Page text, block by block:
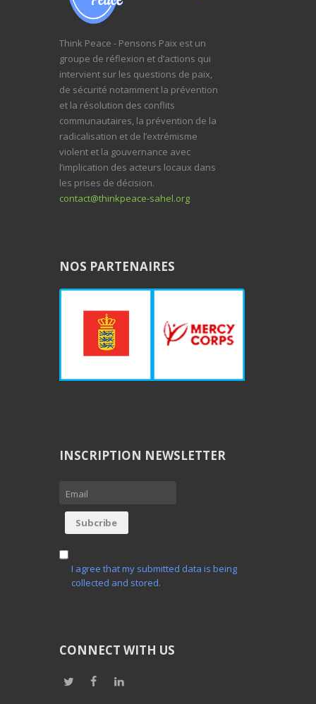
Think Peace - Pensons Paix est un
groupe de réflexion et d’actions qui
intervient sur les questions de paix,
de sécurité notamment la prévention
et la résolution des conflits
communautaires, la prévention de la
radicalisation et de l’extrémisme
violent et la gouvernance avec
l’implication des acteurs locaux dans
les prises de décision.
contact@thinkpeace-sahel.org
NOS PARTENAIRES
INSCRIPTION NEWSLETTER
I agree that my submitted data is being
collected and stored.
CONNECT WITH US